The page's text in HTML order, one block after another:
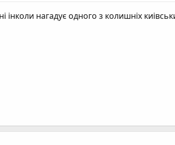
інколи нагадує одного з колишніх